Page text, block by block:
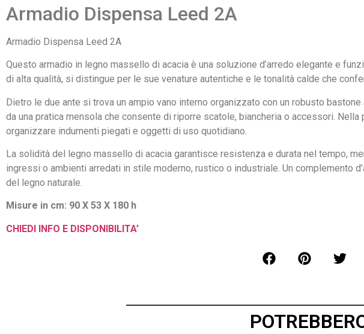
Armadio Dispensa Leed 2A
Armadio Dispensa Leed 2A
Questo armadio in legno massello di acacia è una soluzione d’arredo elegante e
di alta qualità, si distingue per le sue venature autentiche e le tonalità calde che
Dietro le due ante si trova un ampio vano interno organizzato con un robusto
da una pratica mensola che consente di riporre scatole, biancheria o accessori.
organizzare indumenti piegati e oggetti di uso quotidiano.
La solidità del legno massello di acacia garantisce resistenza e durata nel tempo,
ingressi o ambienti arredati in stile moderno, rustico o industriale. Un complemento
del legno naturale.
Misure in cm: 90 X 53 X 180 h
CHIEDI INFO E DISPONIBILITA’